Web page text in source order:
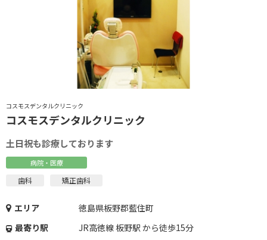
コスモスデンタルクリニック
コスモスデンタルクリニック
土日祝も診療しております
病院・医療
歯科 矯正歯科
エリア
徳島県板野郡藍住町
最寄り駅
JR高徳線 板野駅 から徒歩15分